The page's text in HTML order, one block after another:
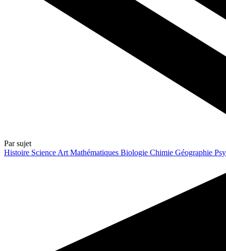
Par sujet
Histoire Science Art Mathématiques Biologie Chimie Géographie